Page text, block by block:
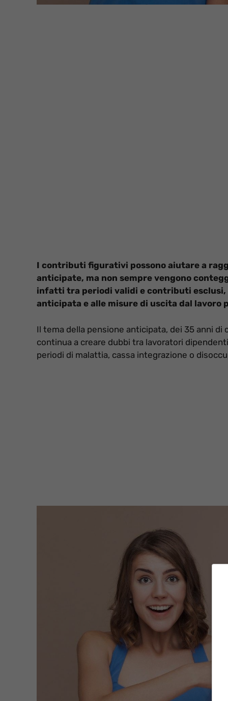
I contributi figurativi possono aiutare a
anticipate, ma non sempre vengono
infatti tra periodi validi e contributi esclusi,
anticipata e alle misure di uscita dal lavoro
Il tema della pensione anticipata, dei 35 anni
continua a creare dubbi tra lavoratori
periodi di malattia, cassa integrazione o